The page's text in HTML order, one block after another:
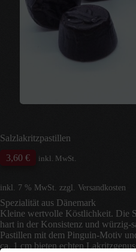
Salzlakritzpastillen
3,60 € inkl. MwSt.
inkl. 7 % MwSt. zzgl. Versandkosten
Spezialität aus Dänemark
Kleine wertvolle Köstlichkeit. Die
hart in der Konsistenz und würzig-
Pastillen mit dem Pinguin-Motiv
ca. 1 cm bieten echten